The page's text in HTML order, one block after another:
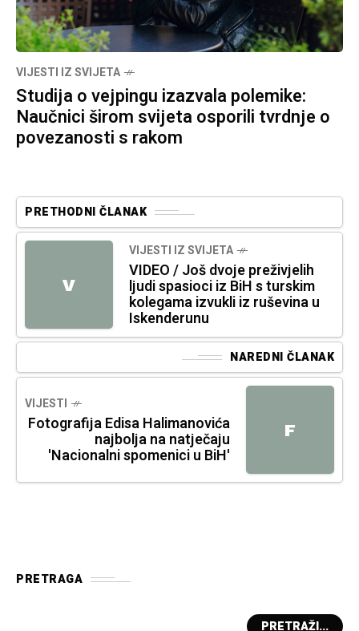
VIJESTI IZ SVIJETA
Studija o vejpingu izazvala polemike:
Naučnici širom svijeta osporili tvrdnje o
povezanosti s rakom
PRETHODNI ČLANAK
V
VIJESTI IZ SVIJETA
VIDEO / Još dvoje preživjelih
ljudi spasioci iz BiH s turskim
kolegama izvukli iz ruševina u
Iskenderunu
NAREDNI ČLANAK
F
VIJESTI
Fotografija Edisa Halimanovića
najbolja na natječaju
'Nacionalni spomenici u BiH'
PRETRAGA
PRETRAŽI...